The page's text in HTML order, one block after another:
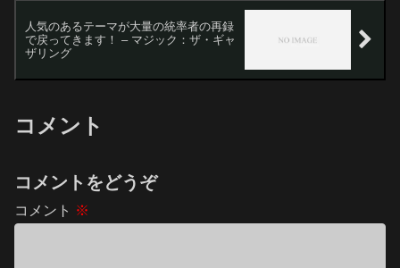
人気のあるテーマが大量の統率者の再録
で戻ってきます！ – マジック：ザ・ギャ
ザリング
コメント
コメントをどうぞ
コメント ※